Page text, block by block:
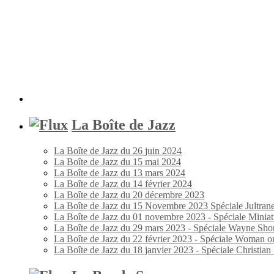
La Boîte de Jazz
La Boîte de Jazz du 26 juin 2024
La Boîte de Jazz du 15 mai 2024
La Boîte de Jazz du 13 mars 2024
La Boîte de Jazz du 14 février 2024
La Boîte de Jazz du 20 décembre 2023
La Boîte de Jazz du 15 Novembre 2023 Spéciale
La Boîte de Jazz du 01 novembre 2023 - Spéciale
La Boîte de Jazz du 29 mars 2023 - Spéciale Wayne
La Boîte de Jazz du 22 février 2023 - Spéciale Woman
La Boîte de Jazz du 18 janvier 2023 - Spéciale Christian